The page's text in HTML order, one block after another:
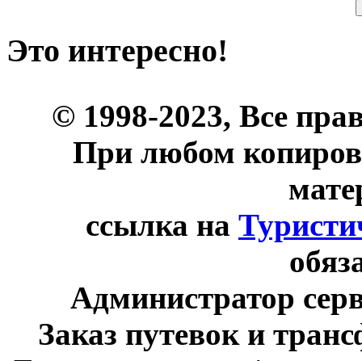
Это интересно!
© 1998-2023, Все
При любом
ссылка на
Администратор
Заказ путевок и